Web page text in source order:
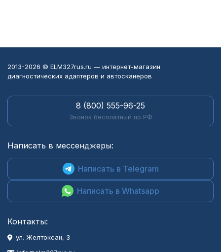
2013-2026 © ELM327rus.ru — интернет-магазин
диагностических адаптеров и автосканеров
8 (800) 555-96-25
Звонок бесплатный по РФ
Написать в мессенджеры:
Написать в Telegram
Написать в Whatsapp
Контакты:
ул. Желтоксан, 3